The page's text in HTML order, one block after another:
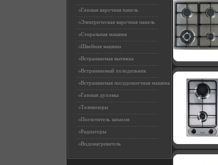
Газовая варочная панель
Электрическая варочная панель
Стиральная машина
Швейная машина
Встраиваемая вытяжка
Встраиваемый холодильник
Встраиваемая посудомоечная машина
Газовая духовка
Телевизоры
Поглотитель запахов
Радиаторы
Водонагреватель